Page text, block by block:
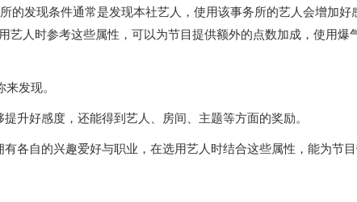
的发现条件通常是发现本社艺人，使用该事务所的艺人会增加
人时参考这些属性，可以为节目提供额外的点数加成，使用
发现。
升好感度，还能得到艺人、房间、主题等方面的奖励。
各自的兴趣爱好与职业，在选用艺人时结合这些属性，能为节目